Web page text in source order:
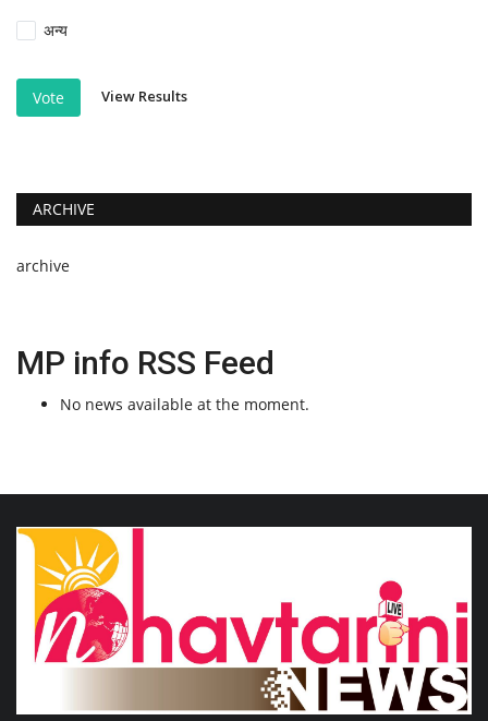
अन्य
Vote View Results
ARCHIVE
archive
MP info RSS Feed
No news available at the moment.